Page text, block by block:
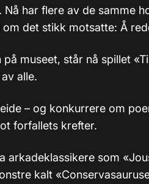
har flere av de samme
det stikk motsatte: Å
museet, står nå spillet
alle.
– og konkurrere om
forfallets krefter.
arkadeklassikere som
kalt